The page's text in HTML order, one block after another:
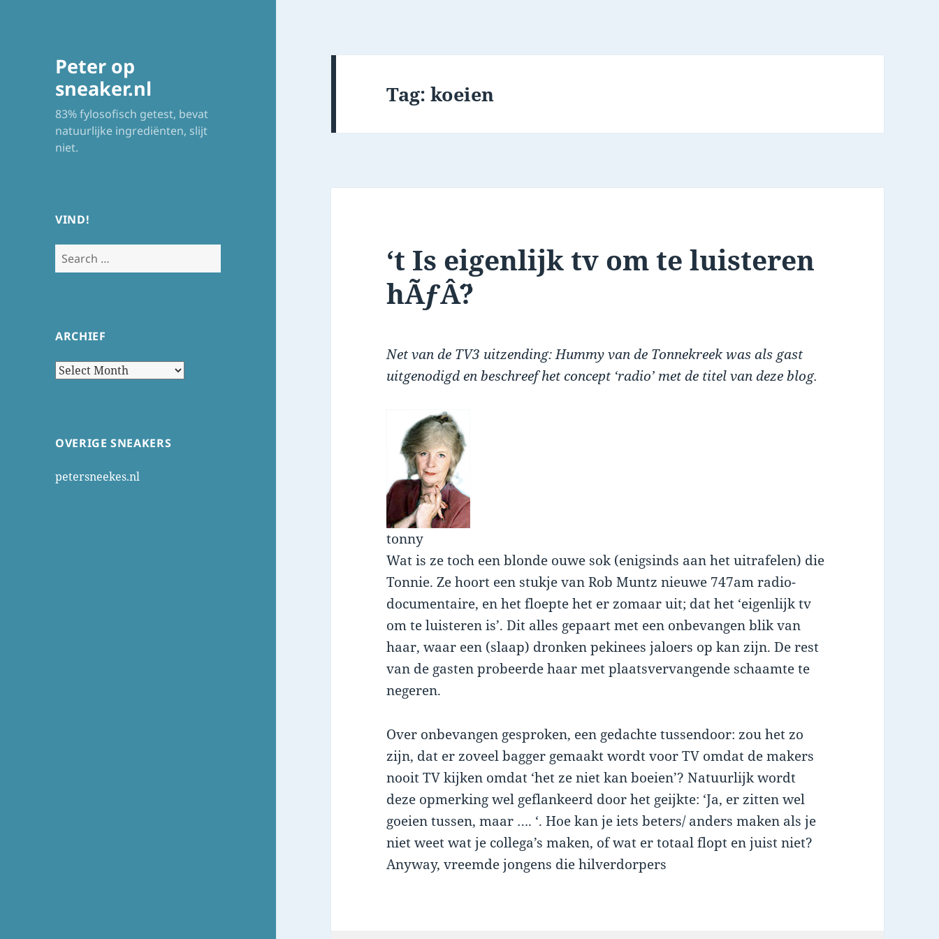
Peter op
sneaker.nl
83% fylosofisch getest, bevat
natuurlijke ingrediënten, slijt
niet.
VIND!
Search
for:
ARCHIEF
Archief
OVERIGE SNEAKERS
petersneekes.nl
Tag:koeien
‘t Is eigenlijk tv om te luisteren
hÃƒÂ¨?
Net van de TV3 uitzending: Hummy van de Tonnekreek was als gast
uitgenodigd en beschreef het concept ‘radio’ met de titel van deze blog.
tonny
Wat is ze toch een blonde ouwe sok (enigsinds aan het uitrafelen) die
Tonnie. Ze hoort een stukje van Rob Muntz nieuwe 747am radio-
documentaire, en het floepte het er zomaar uit; dat het ‘eigenlijk tv
om te luisteren is’. Dit alles gepaart met een onbevangen blik van
haar, waar een (slaap) dronken pekinees jaloers op kan zijn. De rest
van de gasten probeerde haar met plaatsvervangende schaamte te
negeren.
Over onbevangen gesproken, een gedachte tussendoor: zou het zo
zijn, dat er zoveel bagger gemaakt wordt voor TV omdat de makers
nooit TV kijken omdat ‘het ze niet kan boeien’? Natuurlijk wordt
deze opmerking wel geflankeerd door het geijkte: ‘Ja, er zitten wel
goeien tussen, maar …. ‘. Hoe kan je iets beters/ anders maken als je
niet weet wat je collega’s maken, of wat er totaal flopt en juist niet?
Anyway, vreemde jongens die hilverdorpers